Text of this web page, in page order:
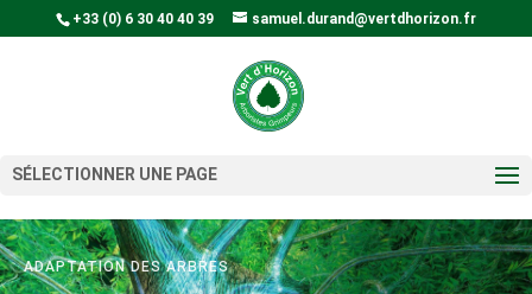
+33 (0) 6 30 40 40 39 samuel.durand@vertdhorizon.fr
SÉLECTIONNER UNE PAGE
ADAPTATION DES ARBRES